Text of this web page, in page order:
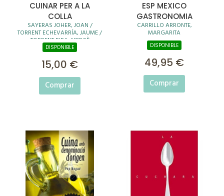
CUINAR PER A LA
COLLA
SAYERAS JOHER, JOAN /
TORRENT ECHEVARRÍA, JAUME /
TORRENT RIBA, MERCÈ
DISPONIBLE
15,00 €
Comprar
ESP MEXICO
GASTRONOMIA
CARRILLO ARRONTE,
MARGARITA
DISPONIBLE
49,95 €
Comprar